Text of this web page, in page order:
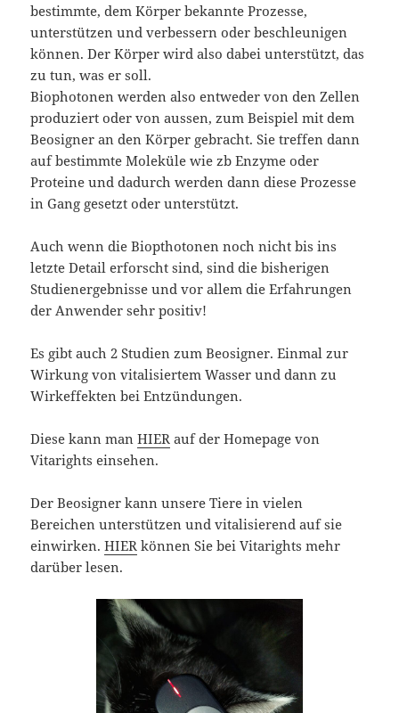
bestimmte, dem Körper bekannte Prozesse,
unterstützen und verbessern oder beschleunigen
können. Der Körper wird also dabei unterstützt, das
zu tun, was er soll.
Biophotonen werden also entweder von den Zellen
produziert oder von aussen, zum Beispiel mit dem
Beosigner an den Körper gebracht. Sie treffen dann
auf bestimmte Moleküle wie zb Enzyme oder
Proteine und dadurch werden dann diese Prozesse
in Gang gesetzt oder unterstützt.
Auch wenn die Biopthotonen noch nicht bis ins
letzte Detail erforscht sind, sind die bisherigen
Studienergebnisse und vor allem die Erfahrungen
der Anwender sehr positiv!
Es gibt auch 2 Studien zum Beosigner. Einmal zur
Wirkung von vitalisiertem Wasser und dann zu
Wirkeffekten bei Entzündungen.
Diese kann manHIER auf der Homepage von
Vitarights einsehen.
Der Beosigner kann unsere Tiere in vielen
Bereichen unterstützen und vitalisierend auf sie
einwirken.HIER können Sie bei Vitarights mehr
darüber lesen.